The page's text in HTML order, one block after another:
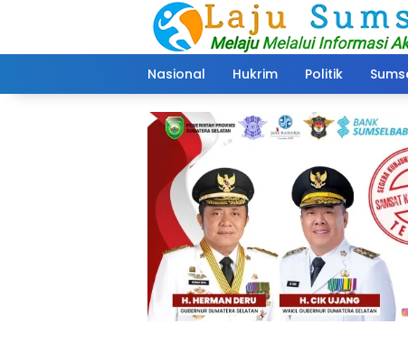
Nasional Hukrim Politik